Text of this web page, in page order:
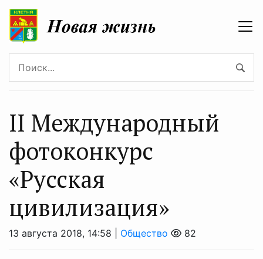
II Международный
фотоконкурс
«Русская
цивилизация»
13 августа 2018, 14:58 | Общество 82